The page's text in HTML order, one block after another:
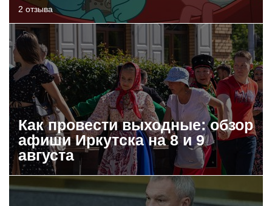
2 отзыва
Как провести выходные: обзор
афиши Иркутска на 8 и 9
августа